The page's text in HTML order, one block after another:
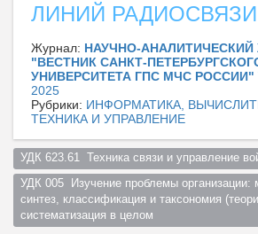
ЛИНИЙ РАДИОСВЯЗИ
Журнал: НАУЧНО-АНАЛИТИЧЕСКИЙ
"ВЕСТНИК САНКТ-
УНИВЕРСИТЕТА ГПС МЧС РОССИИ"
2025
Рубрики: ИНФОРМАТИКА,
ТЕХНИКА И УПРАВЛЕНИЕ
УДК 623.61  Техника связи и управление
УДК 005  Изучение проблемы организации:
синтез, классификация и таксономия
систематизация в целом